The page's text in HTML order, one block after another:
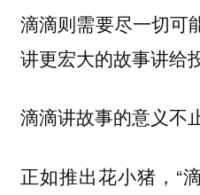
滴滴则需要尽一切可
讲更宏大的故事讲给
滴滴讲故事的意义不
正如推出花小猪，“